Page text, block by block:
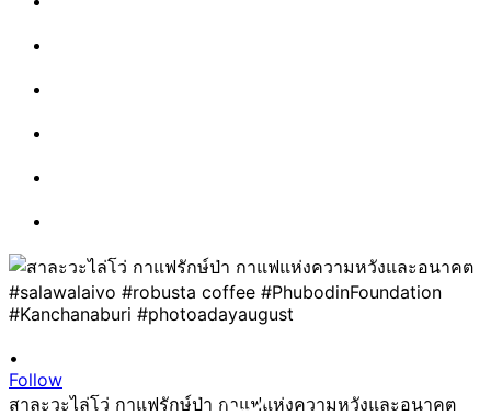
•
Follow
สาละวะไล่โว่ กาแฟรักษ์ป่า กาแฟแห่งความหวังและอนาคต